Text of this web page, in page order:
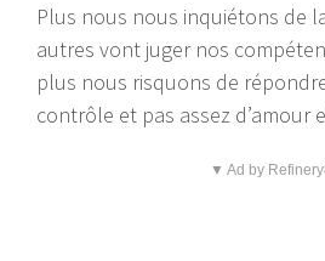
Plus nous nous inquiétons de
autres vont juger nos
plus nous risquons de
contrôle et pas assez d’amour
▼ Ad by